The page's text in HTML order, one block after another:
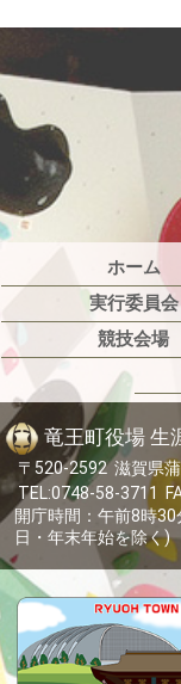
ホーム
実行委員会
競技会場
竜王町役場 生
〒520-2592 滋賀県
TEL:0748-58-3711
開庁時間：午前8時
日・年末年始を除く)